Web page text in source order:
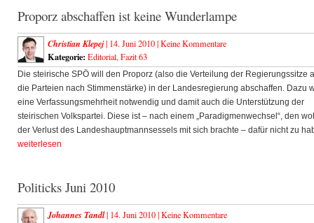
Proporz abschaffen ist keine Wunderlampe
Christian Klepej| 14. Juni 2010 |Keine Kommentare
Kategorie: Editorial, Fazit 63
Die steirische SPÖ will den Proporz (also die Verteilung der Regierungssitze
die Parteien nach Stimmenstärke) in der Landesregierung abschaffen. Dazu
eine Verfassungsmehrheit notwendig und damit auch die Unterstützung der
steirischen Volkspartei. Diese ist – nach einem „Paradigmenwechsel“, den
der Verlust des Landeshauptmannsessels mit sich brachte – dafür nicht zu
weiterlesen
Politicks Juni 2010
Johannes Tandl| 14. Juni 2010 |Keine Kommentare